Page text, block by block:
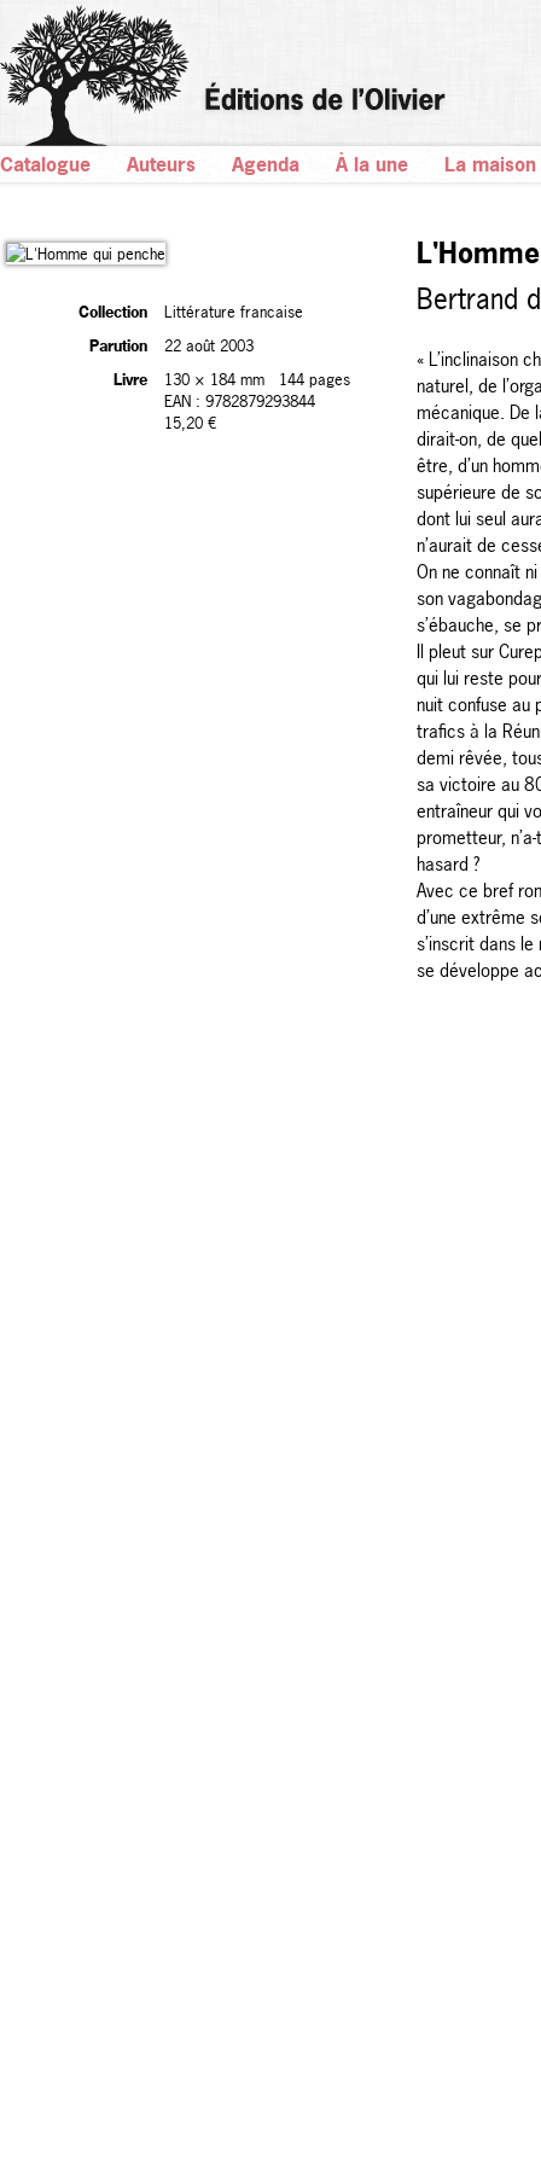
Catalogue Auteurs Agenda À la une La maison
Collection
Littérature francaise
Parution
22 août 2003
Livre
130 × 184 mm
144 pages
EAN : 9782879293844
15,20 €
Bertrand
« L’inclinaison
naturel, de
mécanique. De
dirait-on, de
être, d’un
supérieure de
dont lui seul
n’aurait de
On ne connaît
son
s’ébauche, se
Il pleut sur
qui lui reste
nuit confuse au
trafics à la
demi rêvée,
sa victoire au
entraîneur qui
prometteur,
hasard ?
Avec ce bref
d’une extrême
s’inscrit dans
se développe